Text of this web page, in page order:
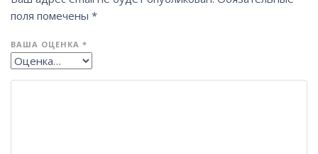
поля помечены *
ВАША ОЦЕНКА *